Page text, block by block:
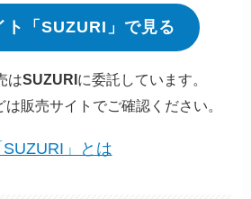
ト「SUZURI」で見る
はSUZURI に委託しています。
販売サイトでご確認ください。
SUZURI」とは